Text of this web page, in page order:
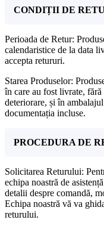
CONDIȚII DE
Perioada de Retur:
calendaristice de la data
accepta retururi.
Starea Produselor:
în care au fost livrate,
deteriorare, și în
documentația incluse.
PROCEDURA DE
Solicitarea Returului:
echipa noastră de
detalii despre comandă,
Echipa noastră vă va
returului.